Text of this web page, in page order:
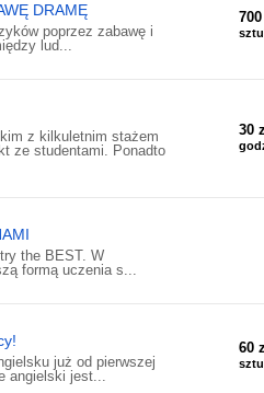
DRAMĘ
poprzez zabawę i
lud...
700
z kilkuletnim stażem
ze studentami. Ponadto
30
the BEST. W
formą uczenia s...
już od pierwszej
angielski jest...
60